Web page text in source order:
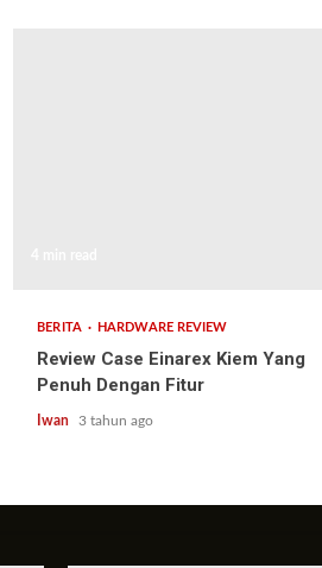
BERITA HARDWARE REVIEW
Review Case Einarex Kiem Yang
Penuh Dengan Fitur
Iwan 3 tahun ago